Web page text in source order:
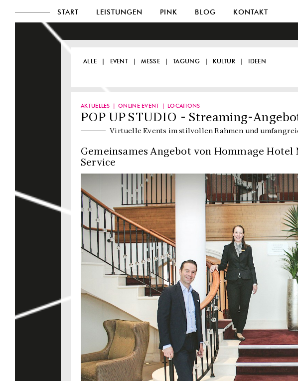
ALLE EVENT MESSE TAGUNG KULTUR IDEEN
AKTUELLES ONLINE EVENT LOCATIONS
POP UP STUDIO - Streaming-
Virtuelle Events im stilvollen Rahmen und
Gemeinsames Angebot von Hommage
Service
START LEISTUNGEN PINK BLOG KONTAKT